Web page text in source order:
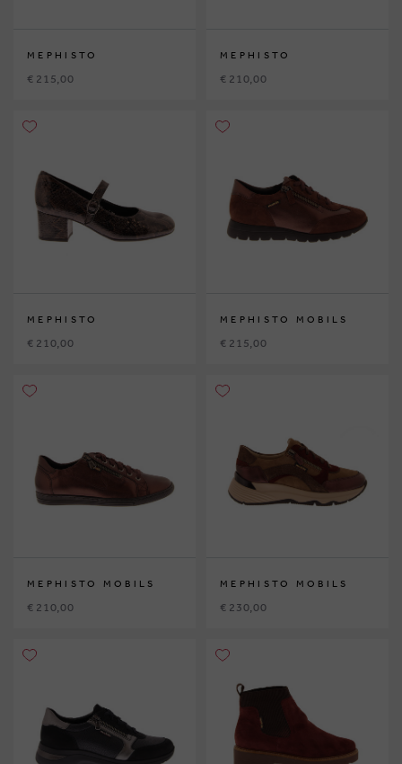
MEPHISTO
€ 215,00
MEPHISTO
€ 210,00
MEPHISTO
€ 210,00
MEPHISTO MOBILS
€ 215,00
MEPHISTO MOBILS
€ 210,00
MEPHISTO MOBILS
€ 230,00